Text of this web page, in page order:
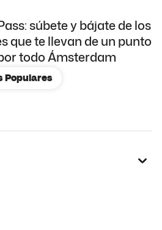
súbete y bájate de los
que te llevan de un punto
todo Ámsterdam
Populares